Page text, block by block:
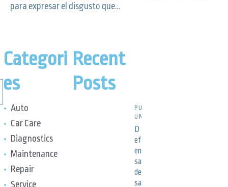
para expresar el disgusto que…
Categori
es
Auto
Car Care
Diagnostics
Maintenance
Repair
Service
Recent
Posts
PUBLICACIONES,
UNCATEGORIZED
D
ef
en
sa
de
sa